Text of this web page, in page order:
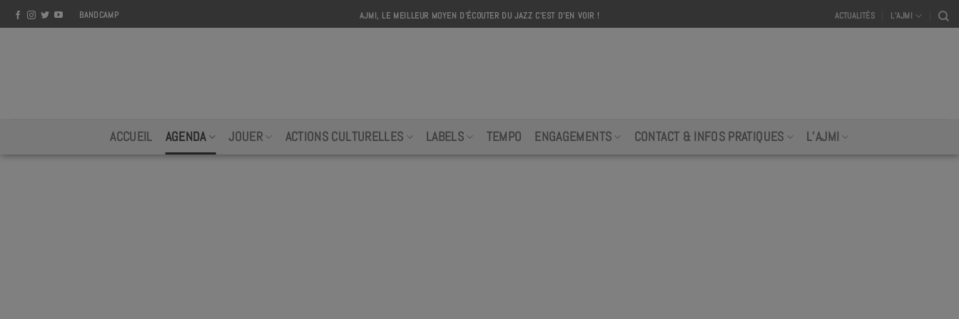
Skip
to
BANDCAMP AJMI, LE MEILLEUR MOYEN D'ÉCOUTER DU JAZZ C'EST D'EN VOIR ! ACTUALITÉS L’AJMI
ACCUEIL AGENDA JOUER ACTIONS CULTURELLES LABELS TEMPO ENGAGEMENTS CONTACT & INFOS PRATIQUES L’AJMI